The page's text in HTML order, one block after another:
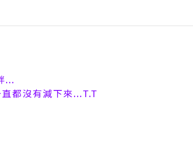
...
都沒有減下來...T.T